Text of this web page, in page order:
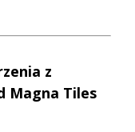
z
Magna Tiles